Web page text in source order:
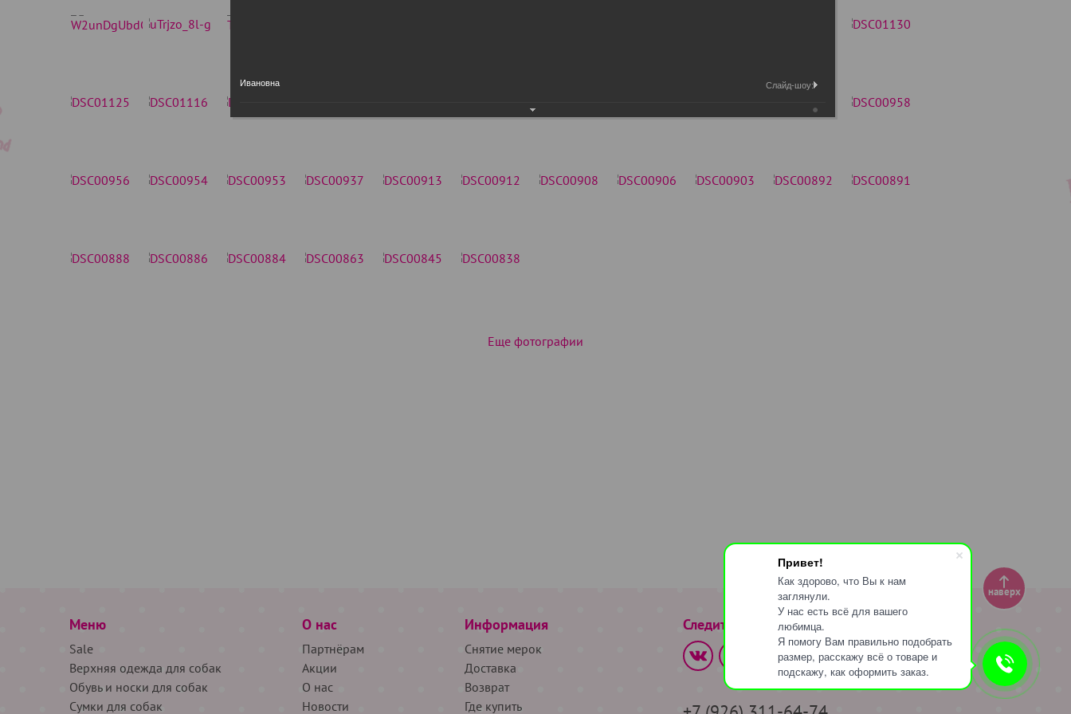
Привет!
Как здорово, что Вы к нам
заглянули.
У нас есть всё для вашего
любимца.
Я помогу Вам правильно подобрать
размер, расскажу всё о товаре и
подскажу, как оформить заказ.
Еще фотографии
Меню
Sale
Верхняя одежда для собак
Обувь и носки для собак
Сумки для собак
О нас
Партнёрам
Акции
О нас
Новости
Информация
Снятие мерок
Доставка
Возврат
Где купить
Следите за нами
наверх
Ивановна Слайд-шоу: